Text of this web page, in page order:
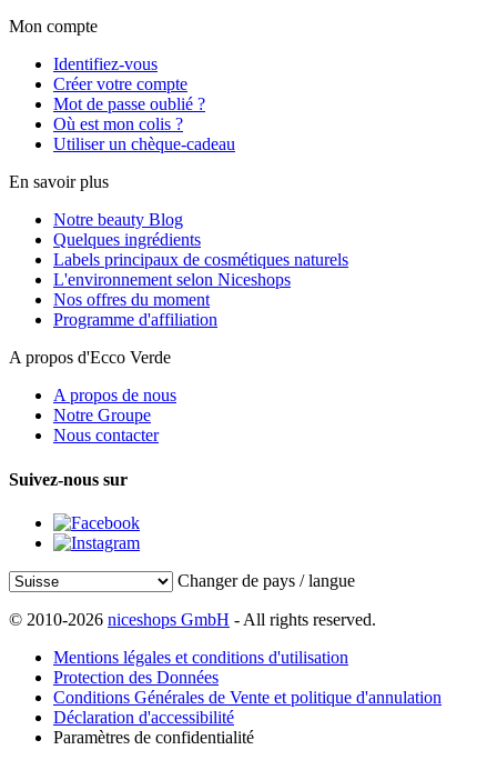
Mon compte
Identifiez-vous
Créer votre compte
Mot de passe oublié ?
Où est mon colis ?
Utiliser un chèque-cadeau
En savoir plus
Notre beauty Blog
Quelques ingrédients
Labels principaux de cosmétiques naturels
L'environnement selon Niceshops
Nos offres du moment
Programme d'affiliation
A propos d'Ecco Verde
A propos de nous
Notre Groupe
Nous contacter
Suivez-nous sur
Changer de pays / langue
© 2010-2026 niceshops GmbH - All rights reserved.
Mentions légales et conditions d'utilisation
Protection des Données
Conditions Générales de Vente et politique d'annulation
Déclaration d'accessibilité
Paramètres de confidentialité